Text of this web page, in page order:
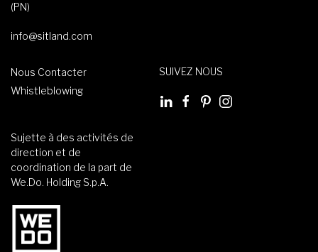
(PN)
info@sitland.com
Nous Contacter
Whistleblowing
SUIVEZ NOUS
Sujette à des activités de
direction et de
coordination de la part de
We.Do. Holding S.p.A.